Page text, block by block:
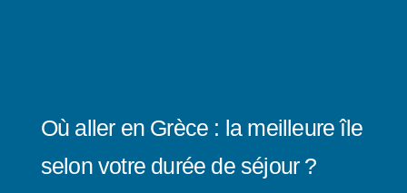
Où aller en Grèce : la meilleure île
selon votre durée de séjour ?